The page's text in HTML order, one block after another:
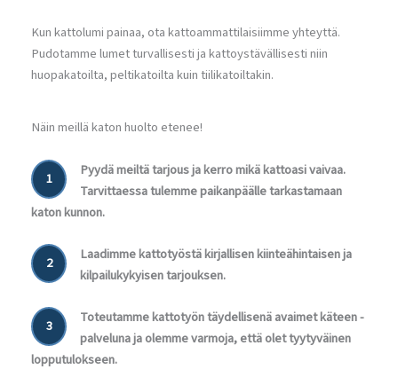
Kun kattolumi painaa, ota kattoammattilaisiimme yhteyttä.
Pudotamme lumet turvallisesti ja kattoystävällisesti niin
huopakatoilta, peltikatoilta kuin tiilikatoiltakin.
Näin meillä katon huolto etenee!
1
Pyydä meiltä tarjous ja kerro mikä kattoasi vaivaa.
Tarvittaessa tulemme paikanpäälle tarkastamaan
katon kunnon.
2
Laadimme kattotyöstä kirjallisen kiinteähintaisen ja
kilpailukykyisen tarjouksen.
3
Toteutamme kattotyön täydellisenä avaimet käteen -
palveluna ja olemme varmoja, että olet tyytyväinen
lopputulokseen.